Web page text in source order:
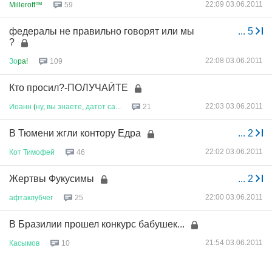
Milleroff™ 59 22:09 03.06.2011
... 5
федералы не правильно говорят или мы
?
Зоpa! 109 22:08 03.06.2011
Кто просил?-ПОЛУЧАЙТЕ
Иоанн (ну, вы знаете датот са 21 22:03 03.06.2011
... 2
В Тюмени жгли контору Едра
Кот Тимофей 46 22:02 03.06.2011
... 2
Жертвы Фукусимы
афтаклубчег 25 22:00 03.06.2011
В Бразилии прошел конкурс бабушек...
Касымов 10 21:54 03.06.2011